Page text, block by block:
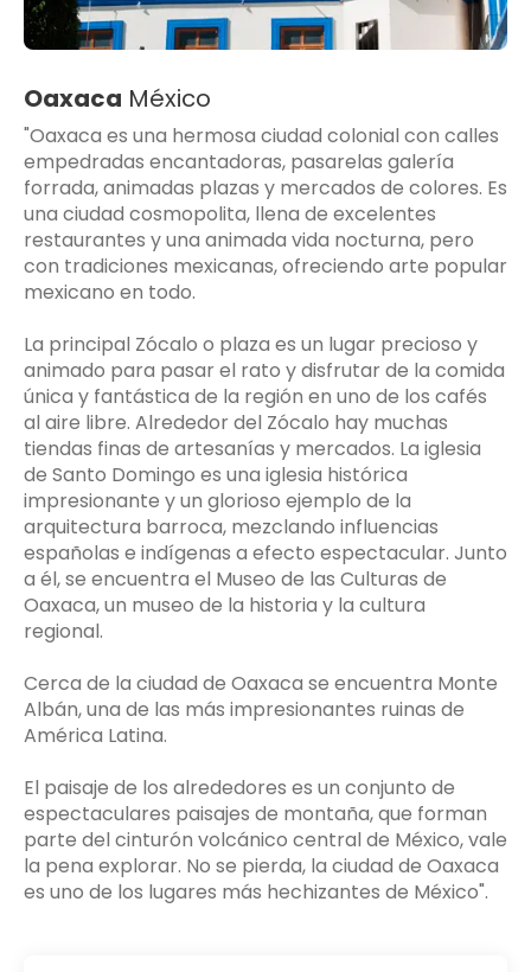
Oaxaca México
"Oaxaca es una hermosa ciudad colonial con calles
empedradas encantadoras, pasarelas galería
forrada, animadas plazas y mercados de colores. Es
una ciudad cosmopolita, llena de excelentes
restaurantes y una animada vida nocturna, pero
con tradiciones mexicanas, ofreciendo arte popular
mexicano en todo.
La principal Zócalo o plaza es un lugar precioso y
animado para pasar el rato y disfrutar de la comida
única y fantástica de la región en uno de los cafés
al aire libre. Alrededor del Zócalo hay muchas
tiendas finas de artesanías y mercados. La iglesia
de Santo Domingo es una iglesia histórica
impresionante y un glorioso ejemplo de la
arquitectura barroca, mezclando influencias
españolas e indígenas a efecto espectacular. Junto
a él, se encuentra el Museo de las Culturas de
Oaxaca, un museo de la historia y la cultura
regional.
Cerca de la ciudad de Oaxaca se encuentra Monte
Albán, una de las más impresionantes ruinas de
América Latina.
El paisaje de los alrededores es un conjunto de
espectaculares paisajes de montaña, que forman
parte del cinturón volcánico central de México, vale
la pena explorar. No se pierda, la ciudad de Oaxaca
es uno de los lugares más hechizantes de México".